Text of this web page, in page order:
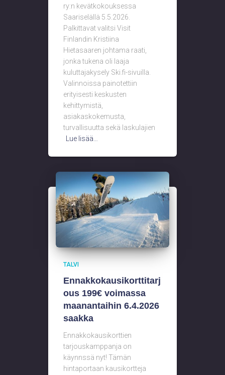
ry:n kevätkokouksessa
Saariselällä 5.5.2026.
Palkittavat valitsi Visit
Finlandin Kristiina
Hietasaaren johtama raati,
jonka tukena oli laaja
kuluttajakysely Ski.fi-sivuilla.
Valinnoissa painotettiin
erityisesti keskusten
kehittymistä,
asiakaskokemusta,
turvallisuutta sekä laskulajien
Lue lisää…
TALVI
Ennakkokausikorttitarj
ous 199€ voimassa
maanantaihin 6.4.2026
saakka
Ennakkokausikorttien
tarjouskamppanja on
käynnssä nyt! Tämän
hintaportaan kausikortteja